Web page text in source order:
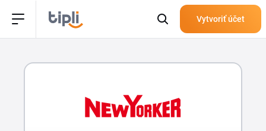
Vytvoriť účet